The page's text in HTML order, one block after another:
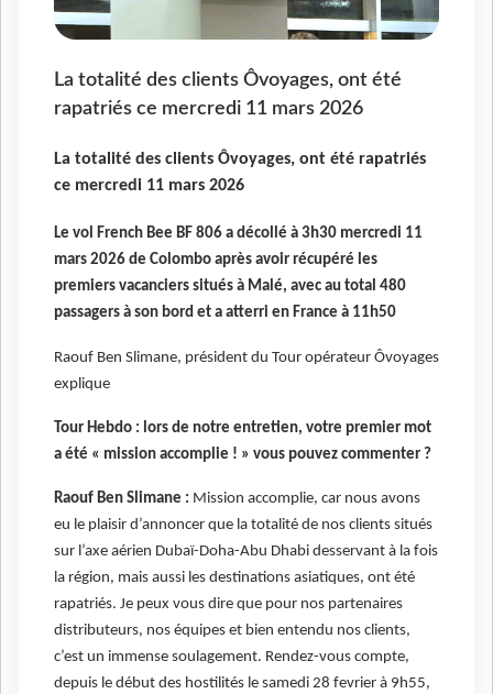
La totalité des clients Ôvoyages, ont été
rapatriés ce mercredi 11 mars 2026
La totalité des clients Ôvoyages, ont été rapatriés
ce mercredi 11 mars 2026
Le vol French Bee BF 806 a décollé à 3h30 mercredi 11
mars 2026 de Colombo après avoir récupéré les
premiers vacanciers situés à Malé, avec au total 480
passagers à son bord et a atterri en France à 11h50
Raouf Ben Slimane, président du Tour opérateur Ôvoyages
explique
Tour Hebdo : lors de notre entretien, votre premier mot
a été « mission accomplie ! » vous pouvez commenter ?
Raouf Ben Slimane : Mission accomplie, car nous avons
eu le plaisir d’annoncer que la totalité de nos clients situés
sur l’axe aérien Dubaï-Doha-Abu Dhabi desservant à la fois
la région, mais aussi les destinations asiatiques, ont été
rapatriés. Je peux vous dire que pour nos partenaires
distributeurs, nos équipes et bien entendu nos clients,
c’est un immense soulagement. Rendez-vous compte,
depuis le début des hostilités le samedi 28 fevrier à 9h55,